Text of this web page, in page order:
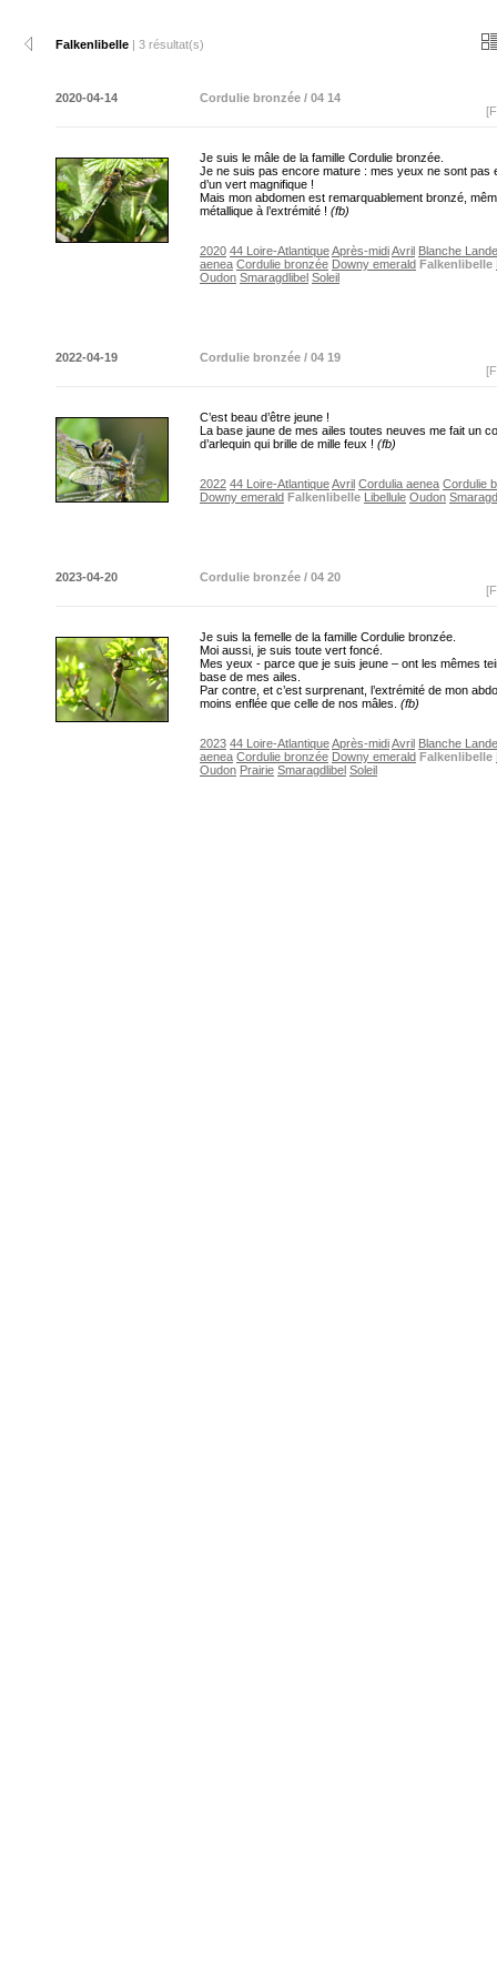
Falkenlibelle | 3 résultat(s)
2020-04-14
Cordulie bronzée / 04 14
Je suis le mâle de la famille Cordulie bronzée.
Je ne suis pas encore mature : mes yeux ne sont pas
d’un vert magnifique !
Mais mon abdomen est remarquablement bronzé,
métallique à l’extrémité ! (fb)
2020 44 Loire-AtlantiqueAprès-midiAvril Blanche Lande
aenea Cordulie bronzée Downy emerald Falkenlibelle
Oudon Smaragdlibel Soleil
2022-04-19
Cordulie bronzée / 04 19
C’est beau d’être jeune !
La base jaune de mes ailes toutes neuves me fait un
d’arlequin qui brille de mille feux ! (fb)
2022 44 Loire-AtlantiqueAvril Cordulia aenea Cordulie
Downy emerald Falkenlibelle Libellule Oudon
2023-04-20
Cordulie bronzée / 04 20
Je suis la femelle de la famille Cordulie bronzée.
Moi aussi, je suis toute vert foncé.
Mes yeux - parce que je suis jeune – ont les mêmes
base de mes ailes.
Par contre, et c’est surprenant, l’extrémité de mon
moins enflée que celle de nos mâles. (fb)
2023 44 Loire-AtlantiqueAprès-midiAvril Blanche Lande
aenea Cordulie bronzée Downy emerald Falkenlibelle
Oudon Prairie Smaragdlibel Soleil